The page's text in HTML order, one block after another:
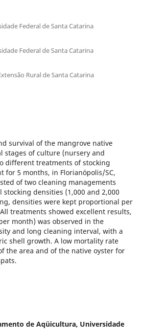
Federal de Santa Catarina
Federal de Santa Catarina
Rural de Santa Catarina
survival of the mangrove native
stages of culture (nursery and
different treatments of stocking
for 5 months, in Florianópolis/SC,
of two cleaning managements
densities (1,000 and 2,000
densities were kept proportional per
treatments showed excellent results,
month) was observed in the
and long cleaning interval, with a
shell growth. A low mortality rate
the area and of the native oyster for
de Aqüicultura, Universidade